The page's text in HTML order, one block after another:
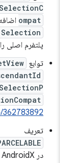
ompatاضافه
پلتفرم اصلی را
توابع getView()
b/362783892
)
تعریف